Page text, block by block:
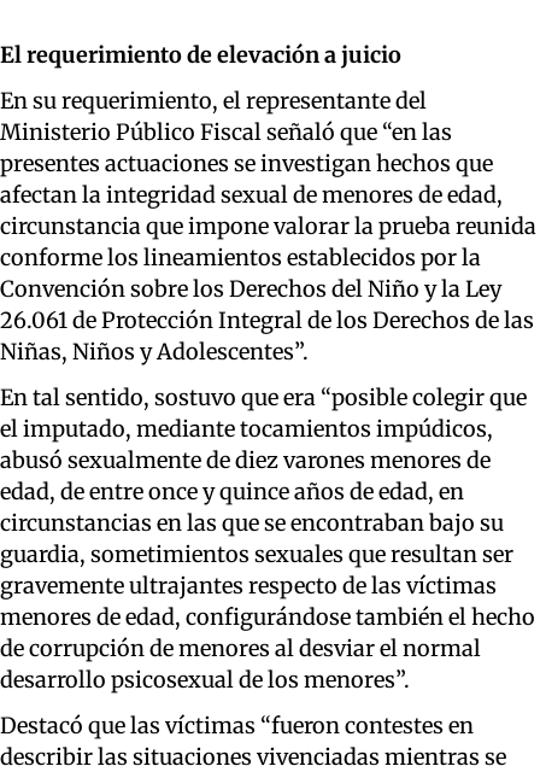
El requerimiento de elevación a juicio
En su requerimiento, el representante del
Ministerio Público Fiscal señaló que “en las
presentes actuaciones se investigan hechos que
afectan la integridad sexual de menores de edad,
circunstancia que impone valorar la prueba reunida
conforme los lineamientos establecidos por la
Convención sobre los Derechos del Niño y la Ley
26.061 de Protección Integral de los Derechos de las
Niñas, Niños y Adolescentes”.
En tal sentido, sostuvo que era “posible colegir que
el imputado, mediante tocamientos impúdicos,
abusó sexualmente de diez varones menores de
edad, de entre once y quince años de edad, en
circunstancias en las que se encontraban bajo su
guardia, sometimientos sexuales que resultan ser
gravemente ultrajantes respecto de las víctimas
menores de edad, configurándose también el hecho
de corrupción de menores al desviar el normal
desarrollo psicosexual de los menores”.
Destacó que las víctimas “fueron contestes en
describir las situaciones vivenciadas mientras se